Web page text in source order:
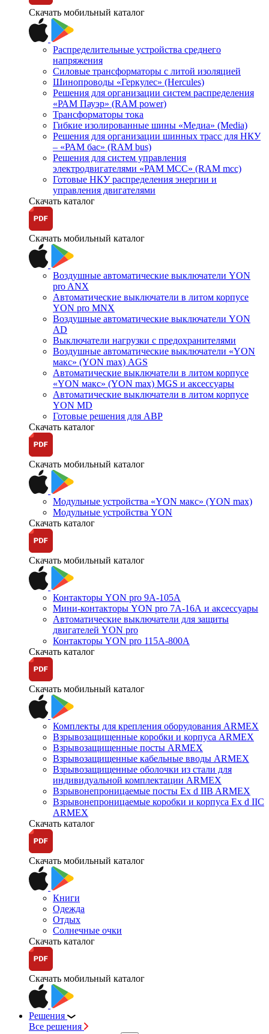
Скачать мобильный каталог
Распределительные устройства среднего
напряжения
Силовые трансформаторы с литой изоляцией
Шинопроводы «Геркулес» (Hercules)
Решения для организации систем распределения
«РАМ Пауэр» (RAM power)
Трансформаторы тока
Гибкие изолированные шины «Медиа» (Media)
Решения для организации шинных трасс для НКУ
– «РАМ бас» (RAM bus)
Решения для систем управления
электродвигателями «РАМ МСС» (RAM mcc)
Готовые НКУ распределения энергии и
управления двигателями
Скачать каталог
Скачать мобильный каталог
Воздушные автоматические выключатели YON
pro ANX
Автоматические выключатели в литом корпусе
YON pro MNX
Воздушные автоматические выключатели YON
AD
Выключатели нагрузки с предохранителями
Воздушные автоматические выключатели «YON
макс» (YON max) AGS
Автоматические выключатели в литом корпусе
«YON макс» (YON max) MGS и аксессуары
Автоматические выключатели в литом корпусе
YON MD
Готовые решения для АВР
Скачать каталог
Скачать мобильный каталог
Модульные устройства «YON макс» (YON max)
Модульные устройства YON
Скачать каталог
Скачать мобильный каталог
Контакторы YON pro 9А-105А
Мини-контакторы YON pro 7А-16А и аксессуары
Автоматические выключатели для защиты
двигателей YON pro
Контакторы YON pro 115А-800А
Скачать каталог
Скачать мобильный каталог
Комплекты для крепления оборудования ARMEX
Взрывозащищенные коробки и корпуса ARMEX
Взрывозащищенные посты ARMEX
Взрывозащищенные кабельные вводы ARMEX
Взрывозащищенные оболочки из стали для
индивидуальной комплектации ARMEX
Взрывонепроницаемые посты Ex d IIB ARMEX
Взрывонепроницаемые коробки и корпуса Ex d IIС
ARMEX
Скачать каталог
Скачать мобильный каталог
Книги
Одежда
Отдых
Солнечные очки
Скачать каталог
Скачать мобильный каталог
Решения
Все решения